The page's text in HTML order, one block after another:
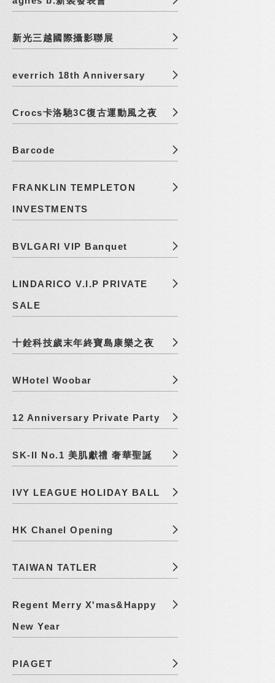
新光三越國際攝影聯展
everrich 18th Anniversary
Crocs卡洛馳3C復古運動風之夜
Barcode
FRANKLIN TEMPLETON
INVESTMENTS
BVLGARI VIP Banquet
LINDARICO V.I.P PRIVATE
SALE
十銓科技歲末年終寶島康樂之夜
WHotel Woobar
12 Anniversary Private Party
SK-II No.1 美肌獻禮 奢華聖誕
IVY LEAGUE HOLIDAY BALL
HK Chanel Opening
TAIWAN TATLER
Regent Merry X'mas&Happy
New Year
PIAGET